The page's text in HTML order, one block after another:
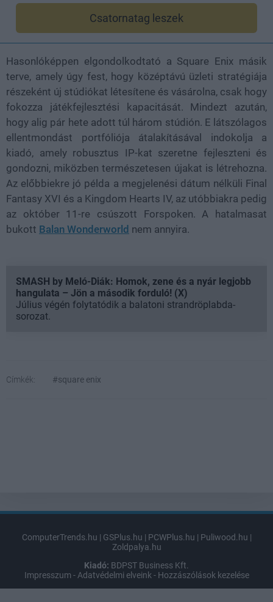
Csatornatag leszek
Hasonlóképpen elgondolkodtató a Square Enix másik
terve, amely úgy fest, hogy középtávú üzleti stratégiája
részeként új stúdiókat létesítene és vásárolna, csak hogy
fokozza játékfejlesztési kapacitását. Mindezt azután,
hogy alig pár hete adott túl három stúdión. E látszólagos
ellentmondást portfóliója átalakításával indokolja a
kiadó, amely robusztus IP-kat szeretne fejleszteni és
gondozni, miközben természetesen újakat is létrehozna.
Az előbbiekre jó példa a megjelenési dátum nélküli Final
Fantasy XVI és a Kingdom Hearts IV, az utóbbiakra pedig
az október 11-re csúszott Forspoken. A hatalmasat
bukott Balan Wonderworld nem annyira.
SMASH by Meló-Diák: Homok, zene és a nyár legjobb
hangulata – Jön a második forduló! (X)
Július végén folytatódik a balatoni strandröplabda-
sorozat.
Címkék: #square enix
ComputerTrends.hu | GSPlus.hu | PCWPlus.hu | Puliwood.hu |
Zoldpalya.hu
Kiadó: BDPST Business Kft.
Impresszum - Adatvédelmi elveink - Hozzászólások kezelése